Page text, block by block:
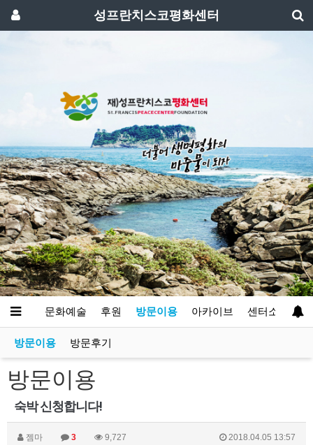
성프란치스코평화센터
영성 문화예술 후원 방문이용 아카이브 센터소개
방문이용 방문후기
방문이용
숙박 신청합니다!
젬마 3 9,727 2018.04.05 13:57